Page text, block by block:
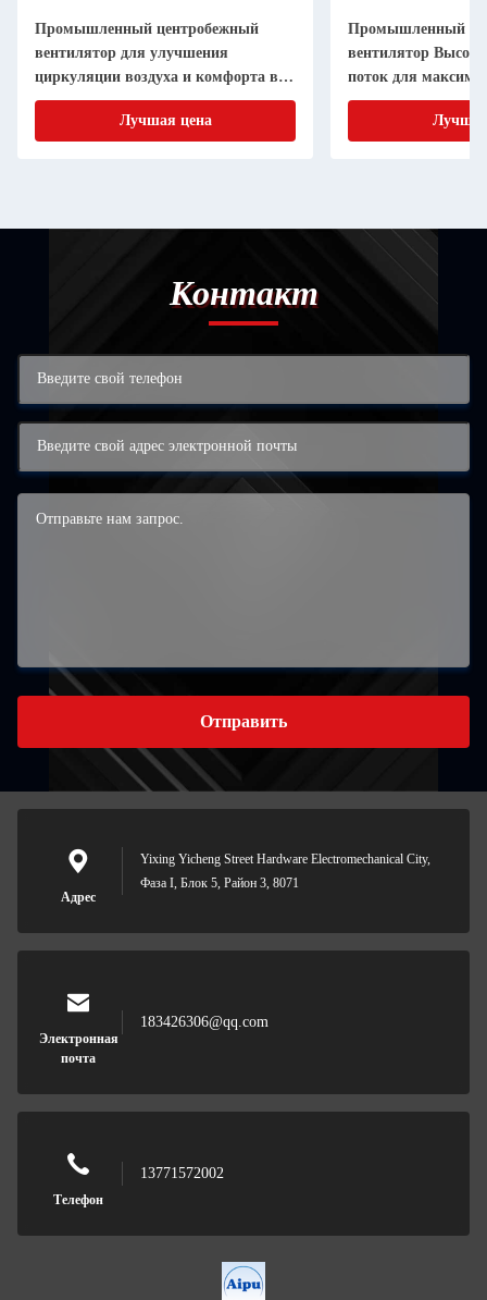
Промышленный центробежный
вентилятор для улучшения
циркуляции воздуха и комфорта в
крупных помещениях
Лучшая цена
Промышленный
вентилятор
поток для
Контакт
Отправить
Адрес
Yixing Yicheng Street Hardware Electromechanical City,
Фаза I, Блок 5, Район 3, 8071
Электронная
почта
183426306@qq.com
Телефон
13771572002